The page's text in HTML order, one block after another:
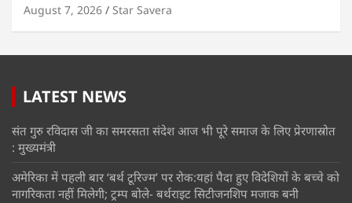
August 7, 2026 Star Savera
LATEST NEWS
संत गुरु रविदास जी का समरसता संदेश आज भी पूरे समाज के लिए प्रेरणास्रोत
: मुख्यमंत्री
अमेरिका में पहली बार ‘बर्थ टूरिज्म’ पर रोक:यहां पैदा हुए विदेशियों के बच्चे को
नागरिकता नहीं मिलेगी; ट्रम्प बोले- बर्थराइट सिटीजनशिप मजाक बनी